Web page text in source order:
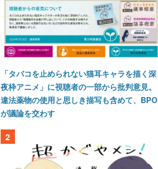
「タバコを止められない猫耳キャラを描く深
夜枠アニメ」に視聴者の一部から批判意見。
違法薬物の使用と思しき描写も含めて、BPO
が議論を交わす
2